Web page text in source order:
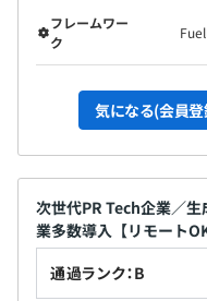
フレームワー
ク
気になる(会員登
次世代PR Tech企業／
業多数導入【リモート
通過ランク：B